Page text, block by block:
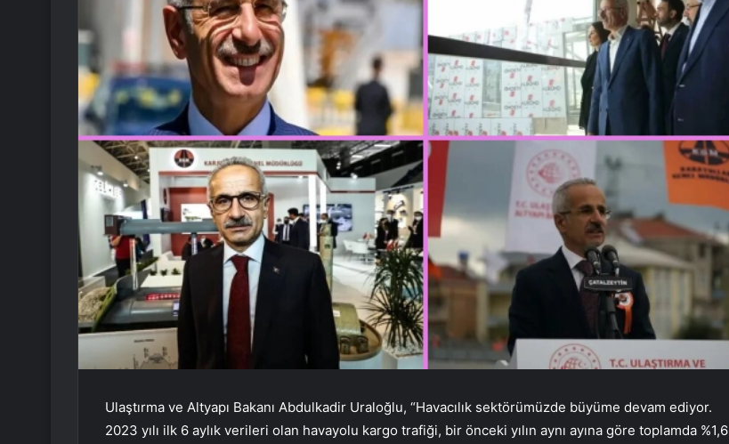
Ulaştırma ve Altyapı Bakanı Abdulkadir Uraloğlu, “Havacılık sektörümüzde büyüme devam ediyor.
2023 yılı ilk 6 aylık verileri olan havayolu kargo trafiği, bir önceki yılın aynı ayına göre toplamda %1,6